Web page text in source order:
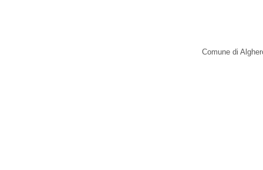
Comune di